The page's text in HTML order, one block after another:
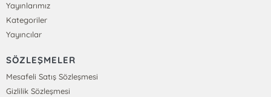
Yayınlarımız
Kategoriler
Yayıncılar
SÖZLEŞMELER
Mesafeli Satış Sözleşmesi
Gizlilik Sözleşmesi